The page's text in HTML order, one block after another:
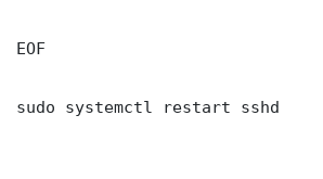
EOF
sudo systemctl restart sshd